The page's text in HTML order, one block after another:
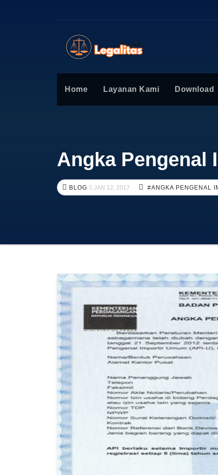
Home Layanan Kami Download
Angka Pengenal
BLOG JAN 12, 2017 #ANGKA PENGENAL